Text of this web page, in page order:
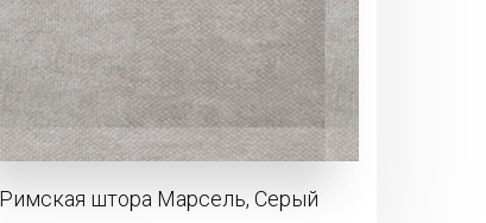
Римская штора Марсель, Серый